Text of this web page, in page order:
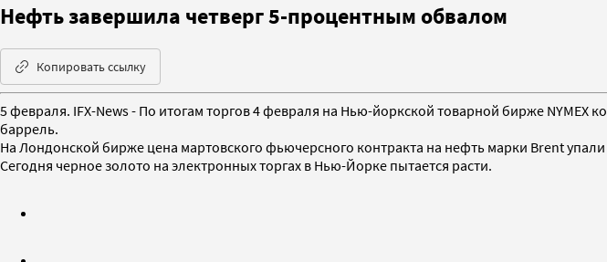
Нефть завершила четверг 5-процентным обвалом
Копировать ссылку
5 февраля. IFX-News - По итогам торгов 4 февраля на Нью-йоркской товарной бирже NYMEX
баррель.
На Лондонской бирже цена мартовского фьючерсного контракта на нефть марки Brent упали
Сегодня черное золото на электронных торгах в Нью-Йорке пытается расти.